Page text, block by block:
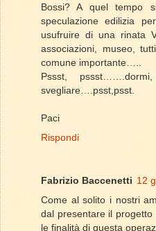
Bossi? A quel tempo
speculazione edilizia
usufruire di una rinata
associazioni, museo,
comune importante…..
Pssst,
svegliare….psst,psst.
Paci
Rispondi
Fabrizio Baccenetti 12
Come al solito i nostri
dal presentare il
le finalità di questa